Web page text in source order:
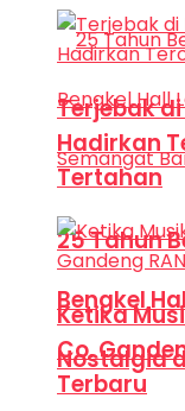
25 Tahun
Bengkel
Nostalgia
Terjebak
Hadirkan
Tertahan
Ketika
Co.
Terbaru